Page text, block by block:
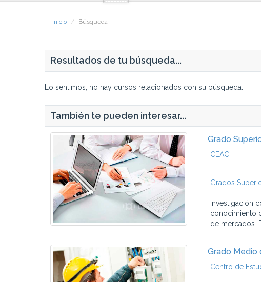
Inicio Búsqueda
Resultados de tu búsqueda...
Lo sentimos, no hay cursos relacionados con su búsqueda.
También te pueden interesar...
Grado
CEAC
Grados
Investigación
conocimiento
de mercados.
Grado Medio
Centro de